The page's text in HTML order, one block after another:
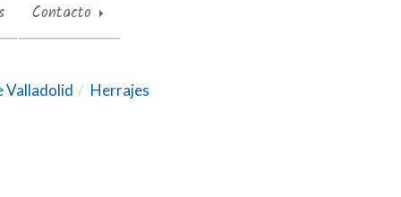
Contacto
Valladolid Herrajes